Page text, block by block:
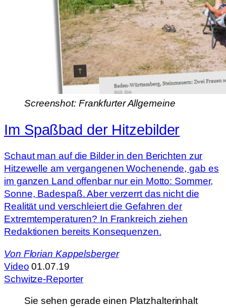
Screenshot: Frankfurter Allgemeine
Im Spaßbad der Hitzebilder
Schaut man auf die Bilder in den Berichten zur
Hitzewelle am vergangenen Wochenende, gab es
im ganzen Land offenbar nur ein Motto: Sommer,
Sonne, Badespaß. Aber verzerrt das nicht die
Realität und verschleiert die Gefahren der
Extremtemperaturen? In Frankreich ziehen
Redaktionen bereits Konsequenzen.
Von Florian Kappelsberger
Video 01.07.19
Schwitze-Reporter
Sie sehen gerade einen Platzhalterinhalt